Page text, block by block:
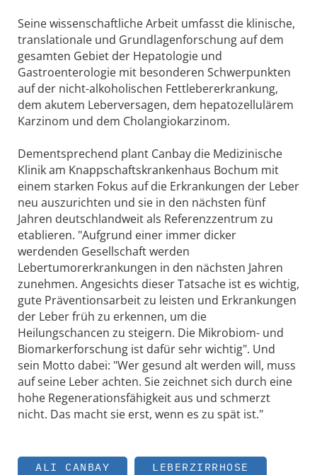
Seine wissenschaftliche Arbeit umfasst die klinische,
translationale und Grundlagenforschung auf dem
gesamten Gebiet der Hepatologie und
Gastroenterologie mit besonderen Schwerpunkten
auf der nicht-alkoholischen Fettlebererkrankung,
dem akutem Leberversagen, dem hepatozellulärem
Karzinom und dem Cholangiokarzinom.
Dementsprechend plant Canbay die Medizinische
Klinik am Knappschaftskrankenhaus Bochum mit
einem starken Fokus auf die Erkrankungen der Leber
neu auszurichten und sie in den nächsten fünf
Jahren deutschlandweit als Referenzzentrum zu
etablieren. "Aufgrund einer immer dicker
werdenden Gesellschaft werden
Lebertumorerkrankungen in den nächsten Jahren
zunehmen. Angesichts dieser Tatsache ist es wichtig,
gute Präventionsarbeit zu leisten und Erkrankungen
der Leber früh zu erkennen, um die
Heilungschancen zu steigern. Die Mikrobiom- und
Biomarkerforschung ist dafür sehr wichtig". Und
sein Motto dabei: "Wer gesund alt werden will, muss
auf seine Leber achten. Sie zeichnet sich durch eine
hohe Regenerationsfähigkeit aus und schmerzt
nicht. Das macht sie erst, wenn es zu spät ist."
ALI CANBAY LEBERZIRRHOSE